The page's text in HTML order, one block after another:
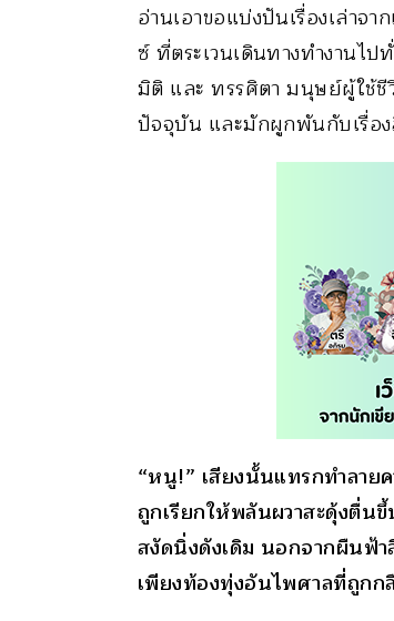
อ่านเอาขอแบ่งปันเรื่องเล่าจ
ซ์ ที่ตระเวนเดินทางทำงานไ
มิติ และ ทรรศิตา มนุษย์ผู้ใช้ชี
ปัจจุบัน และมักผูกพันกับเรื่อง
“หนู!” เสียงนั้นแทรกทำลาย
ถูกเรียกให้พลันผวาสะดุ้งตื่น
สงัดนิ่งดังเดิม นอกจากผืนฟ้
เพียงท้องทุ่งอันไพศาลที่ถูกก